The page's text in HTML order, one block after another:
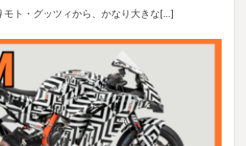
モト・グッツィから、かなり大きな[…]